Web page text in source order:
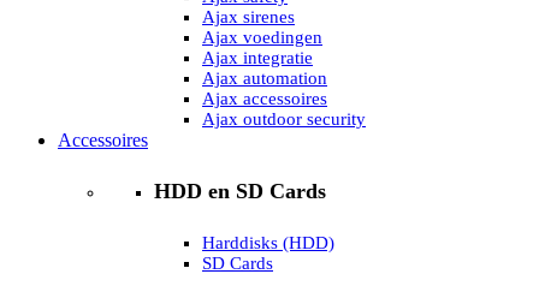
Ajax sirenes
Ajax voedingen
Ajax integratie
Ajax automation
Ajax accessoires
Ajax outdoor security
Accessoires
HDD en SD Cards
Harddisks (HDD)
SD Cards